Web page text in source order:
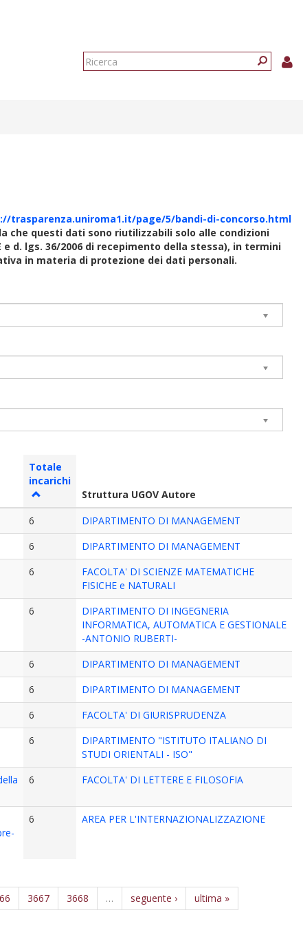
Form
trasparenza.uniroma1.it/page/5/bandi-di-concorso.html
che questi dati sono riutilizzabili solo alle condizioni
d. lgs. 36/2006 di recepimento della stessa), in termini
in materia di protezione dei dati personali.
Totale
incarichi
Struttura UGOV Autore
6
DIPARTIMENTO DI MANAGEMENT
6
DIPARTIMENTO DI MANAGEMENT
6
FACOLTA' DI SCIENZE MATEMATICHE
FISICHE e NATURALI
6
DIPARTIMENTO DI INGEGNERIA
INFORMATICA, AUTOMATICA E GESTIONALE
-ANTONIO RUBERTI-
6
DIPARTIMENTO DI MANAGEMENT
6
DIPARTIMENTO DI MANAGEMENT
6
FACOLTA' DI GIURISPRUDENZA
6
DIPARTIMENTO "ISTITUTO ITALIANO DI
STUDI ORIENTALI - ISO"
6 FACOLTA' DI LETTERE E FILOSOFIA
6 AREA PER L'INTERNAZIONALIZZAZIONE
3667 3668 … seguente › ultima »